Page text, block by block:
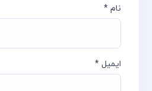
نام *
ایمیل *